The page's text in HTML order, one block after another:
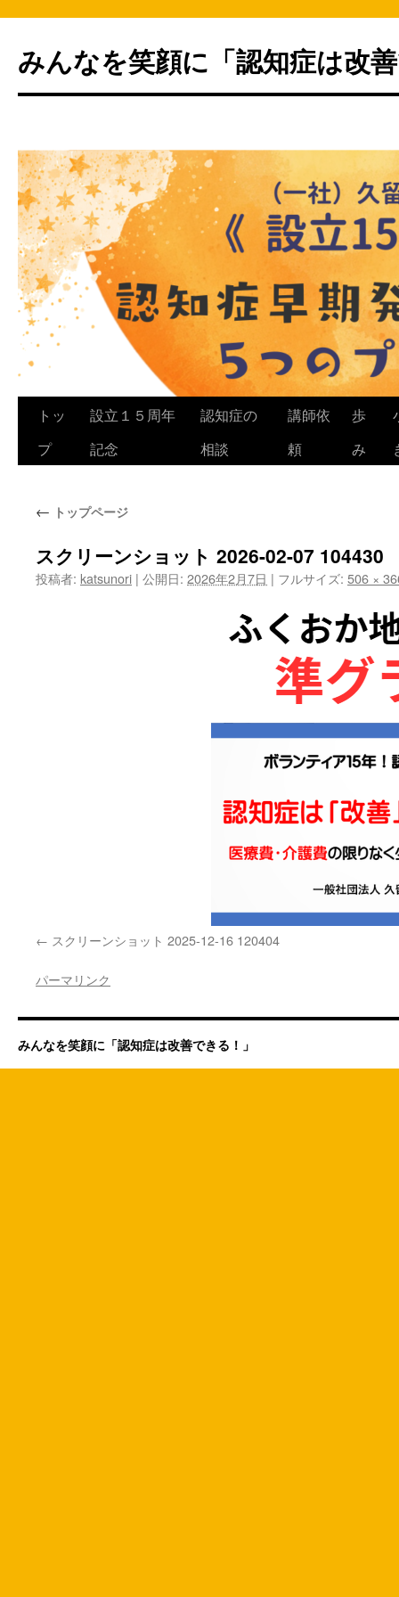
みんなを笑顔に「認知症は改
ン
ン
ツ
へ
トッ
プ
設立１５周年
記念
認知症の
相談
講師依
頼
歩
み
← トップページ
スクリーンショット 2026-02-07 104430
投稿者: katsunori | 公開日: 2026年2月7日 | フルサイズ: 506 ×
スクリーンショット 2025-12-16 120404
パーマリンク
みんなを笑顔に「認知症は改善できる！」